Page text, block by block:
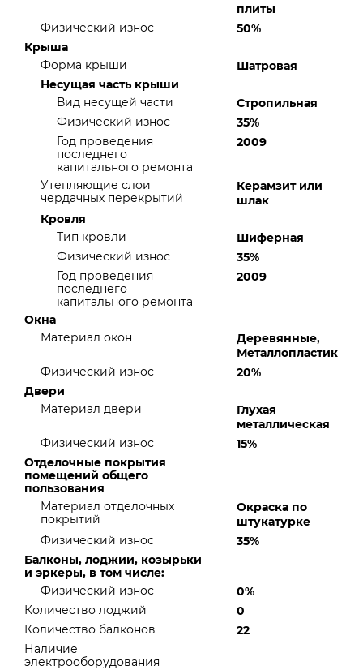
плиты
Физический износ
50%
Крыша
Форма крыши
Шатровая
Несущая часть крыши
Вид несущей части
Стропильная
Физический износ
35%
Год проведения
последнего
капитального ремонта
2009
Утепляющие слои
чердачных перекрытий
Керамзит или
шлак
Кровля
Тип кровли
Шиферная
Физический износ
35%
Год проведения
последнего
капитального ремонта
2009
Окна
Материал окон
Деревянные,
Металлопластик
Физический износ
20%
Двери
Материал двери
Глухая
металлическая
Физический износ
15%
Отделочные покрытия
помещений общего
пользования
Материал отделочных
покрытий
Окраска по
штукатурке
Физический износ
35%
Балконы, лоджии, козырьки
и эркеры, в том числе:
Физический износ
0%
Количество лоджий
0
Количество балконов
22
Наличие
электрооборудования